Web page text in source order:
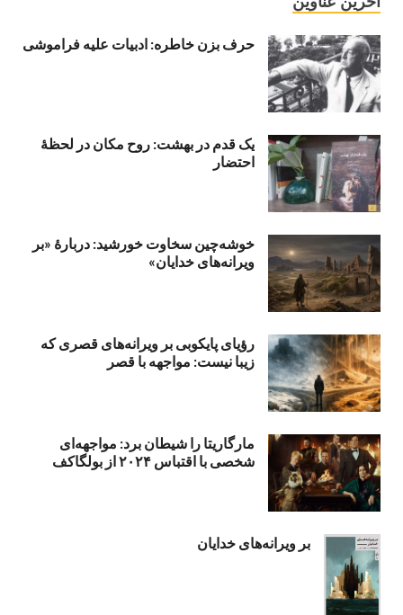
حرف بزن خاطره: ادبیات علیه فراموشی
یک قدم در بهشت: روح مکان در لحظهٔ
احتضار
خوشه‌چین سخاوت خورشید: دربارهٔ «بر
ویرانه‌های خدایان»
رؤیای پایکوبی بر ویرانه‌های قصری که
زیبا نیست: مواجهه با قصر
مارگاریتا را شیطان برد: مواجهه‌ای
شخصی با اقتباس ۲۰۲۴ از بولگاکف
بر ویرانه‌های خدایان